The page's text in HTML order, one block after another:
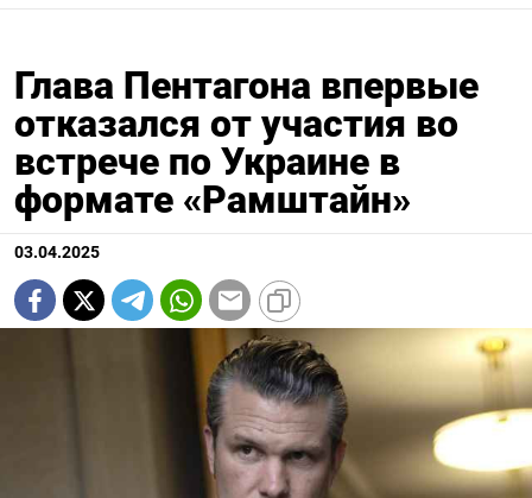
Глава Пентагона впервые
отказался от участия во
встрече по Украине в
формате «Рамштайн»
03.04.2025